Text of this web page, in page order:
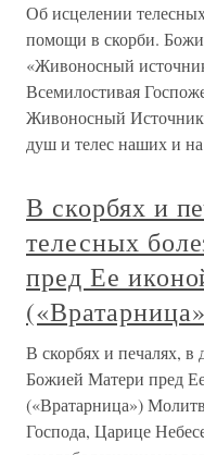
Об исцелении
помощи в скорби.
«Живоносный
Всемилостивая
Живоносный Источник
душ и телес наших и
В скорбях и
телесных
пред Ее
В скорбях и печалях,
Божией Матери пред
(«Вратарница»)
Господа, Царице